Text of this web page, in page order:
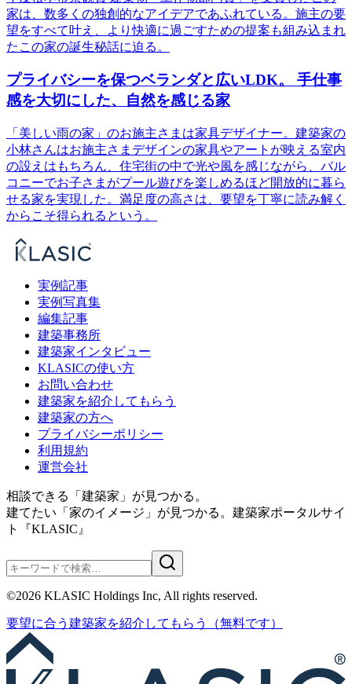
家は、数多くの独創的なアイデアであふれている。施主の要
望をすべて叶え、より快適に過ごすための提案も組み込まれ
たこの家の誕生秘話に迫る。
プライバシーを保つベランダと広いLDK。 手仕事
感を大切にした、自然を感じる家
「美しい雨の家」のお施主さまは家具デザイナー。建築家の
小林さんはお施主さまデザインの家具やアートが映える室内
の設えはもちろん、住宅街の中で光や風を感じながら、バル
コニーでお子さまがプール遊びを楽しめるほど開放的に暮ら
せる家を実現した。満足度の高さは、要望を丁寧に読み解く
からこそ得られるという。
実例記事
実例写真集
編集記事
建築事務所
建築家インタビュー
KLASICの使い方
お問い合わせ
建築家を紹介してもらう
建築家の方へ
プライバシーポリシー
利用規約
運営会社
相談できる「建築家」が見つかる。
建てたい「家のイメージ」が見つかる。 建築家ポータルサイ
ト『KLASIC』
©2026 KLASIC Holdings Inc, All rights reserved.
要望に合う 建築家を紹介 してもらう （無料です）